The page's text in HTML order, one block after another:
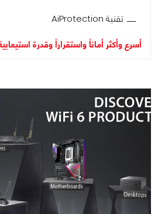
تقنية AiProtection
أسرع وأكثر أماناً واستقراراً وقدرة